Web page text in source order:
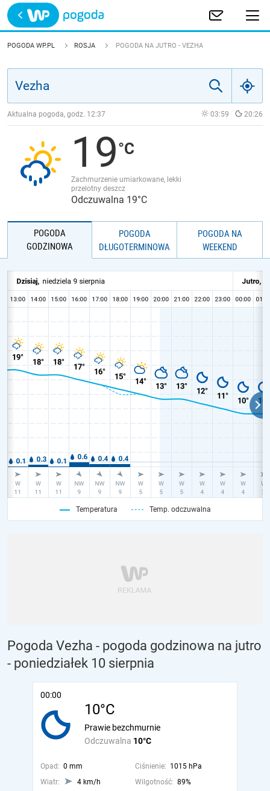
Trwa ładowanie
POLSKA
JAKOŚĆ POWIETRZA
POGODA WP.PL ROSJA POGODA NA JUTRO - VEZHA
Aktualna pogoda, godz. 12:37 03:59 20:26
19
Zachmurzenie umiarkowane, lekki
przelotny deszcz
Odczuwalna 19°C
POGODA
GODZINOWA
POGODA
DŁUGOTERMINOWA
POGODA NA
WEEKEND
Temperatura Temp. odczuwalna
Pogoda Vezha - pogoda godzinowa na jutro
- poniedziałek 10 sierpnia
00:00
10°C
Odczuwalna 10°C
Prawie bezchmurnie
Opad: 0 mm Ciśnienie: 1015 hPa
Wiatr:
4 km/h Wilgotność: 89%